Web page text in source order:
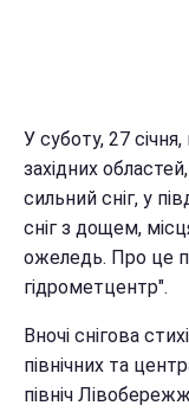
У суботу, 27 січня,
західних
сильний сніг, у
сніг з дощем,
ожеледь. Про це
гідрометцентр".
Вночі снігова
північних та
північ